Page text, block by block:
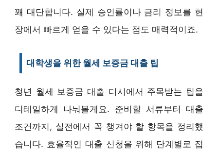
꽤 대단합니다. 실제 승인률이나 금리 정보를 현
장에서 빠르게 얻을 수 있다는 점도 매력적이죠.
대학생을 위한 월세 보증금 대출 팁
청년 월세 보증금 대출 디시에서 주목받는 팁을
디테일하게 나눠볼게요. 준비할 서류부터 대출
조건까지, 실전에서 꼭 챙겨야 할 항목을 정리했
습니다. 효율적인 대출 신청을 위해 단계별로 접